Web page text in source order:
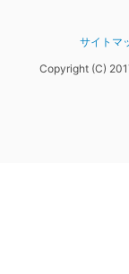
サイトマ
Copyright (C)